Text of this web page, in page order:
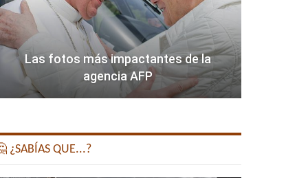
Las fotos más impactantes de la
agencia AFP
¿SABÍAS QUE...?